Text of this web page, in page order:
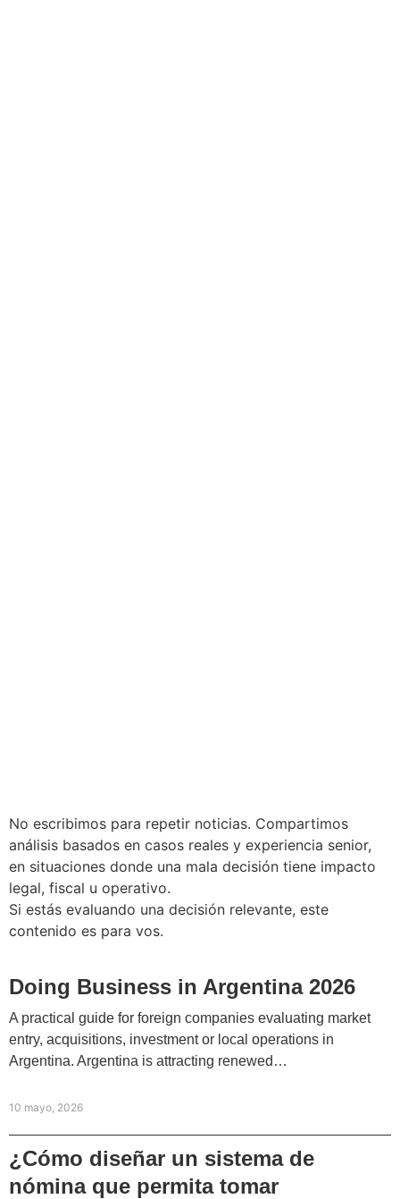
No escribimos para repetir noticias. Compartimos
análisis basados en casos reales y experiencia senior,
en situaciones donde una mala decisión tiene impacto
legal, fiscal u operativo.
Si estás evaluando una decisión relevante, este
contenido es para vos.
Doing Business in Argentina 2026
A practical guide for foreign companies evaluating market
entry, acquisitions, investment or local operations in
Argentina. Argentina is attracting renewed…
10 mayo, 2026
¿Cómo diseñar un sistema de
nómina que permita tomar